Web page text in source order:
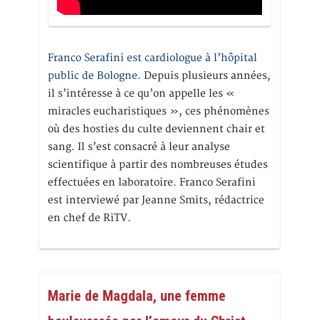
Franco Serafini est cardiologue à l’hôpital
public de Bologne. Depuis plusieurs années,
il s’intéresse à ce qu’on appelle les «
miracles eucharistiques », ces phénomènes
où des hosties du culte deviennent chair et
sang. Il s’est consacré à leur analyse
scientifique à partir des nombreuses études
effectuées en laboratoire. Franco Serafini
est interviewé par Jeanne Smits, rédactrice
en chef de RiTV.
Marie de Magdala, une femme